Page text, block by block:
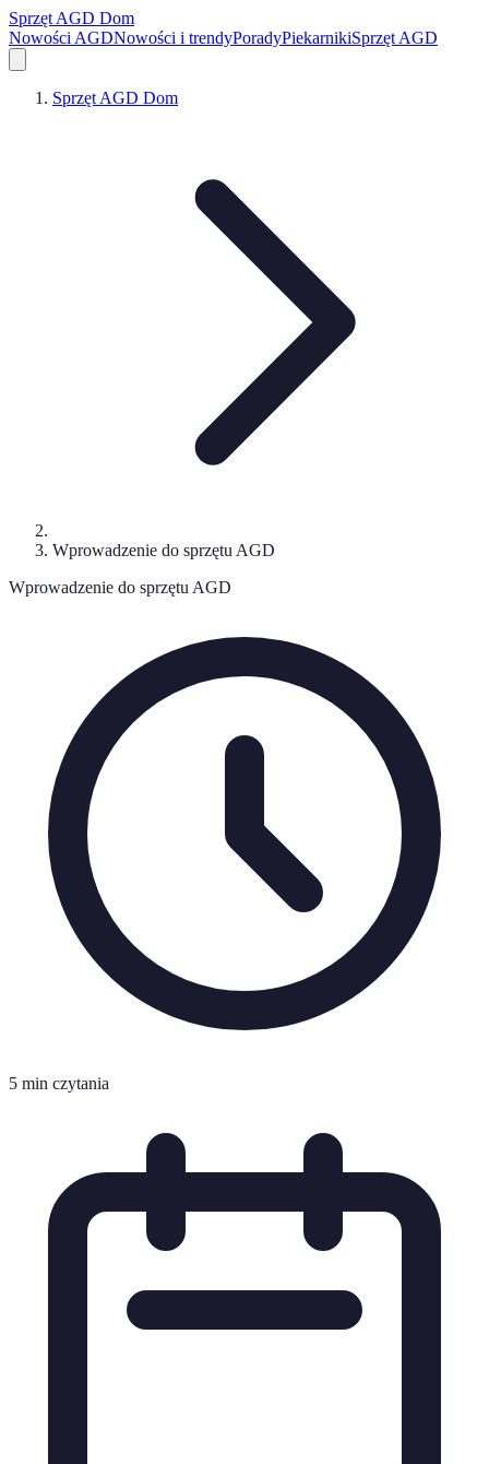
Sprzęt AGD Dom
Nowości AGDNowości i trendyPoradyPiekarnikiSprzęt AGD
Sprzęt AGD Dom
Wprowadzenie do sprzętu AGD
Wprowadzenie do sprzętu AGD
5 min czytania